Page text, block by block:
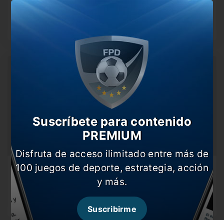
El jugador de Boca quiere seguir cumpliéndose sueños a
El mensaje de Oriana Sabatini
La pareja de Paulo Dybala envió un mensaje mediante sus
redes sociales.
Suscríbete para contenido
PREMIUM
Disfruta de acceso ilimitado entre más de
100 juegos de deporte, estrategia, acción
y más.
Suscribirme